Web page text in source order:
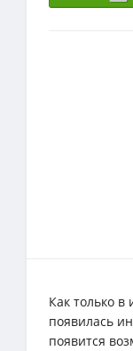
Как только в
появилась
появится